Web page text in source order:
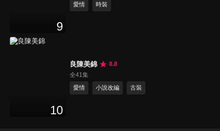
9
愛情
時裝
10
良陳美錦
8.8
全41集
愛情
小說改編 古裝